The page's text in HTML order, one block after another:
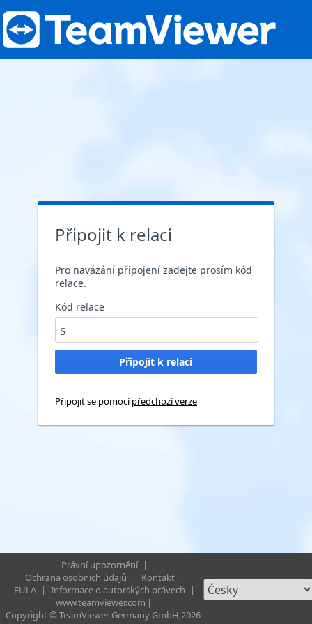
Připojit k relaci
Pro navázání připojení zadejte prosím kód
relace.
Kód relace
Připojit se pomocípředchozí verze
Právní upozornění |
Ochrana osobních údajů
| Kontakt |
EULA | Informace o autorských právech
|
www.teamviewer.com |
Copyright © TeamViewer Germany GmbH 2026